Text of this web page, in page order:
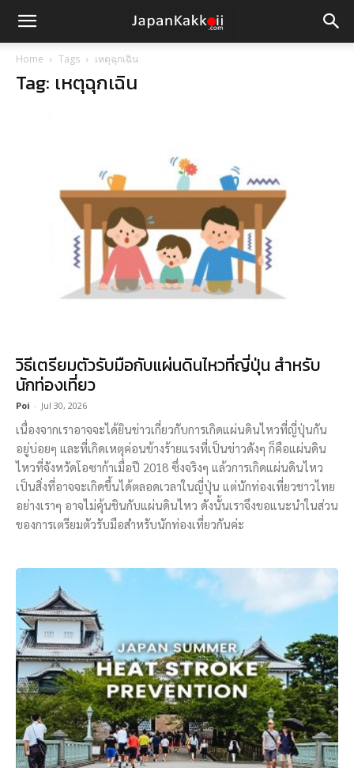
Home Tags เหตุฉุกเฉิน
Tag: เหตุฉุกเฉิน
วิธีเตรียมตัวรับมือกับแผ่นดินไหวที่ญี่ปุ่น สำหรับ
นักท่องเที่ยว
Poi - Jul 30, 2026
เนื่องจากเราอาจจะได้ยินข่าวเกี่ยวกับการเกิดแผ่นดินไหวที่ญี่ปุ่นกัน
อยู่บ่อยๆ และที่เกิดเหตุค่อนข้างร้ายแรงที่เป็นข่าวดังๆ ก็คือแผ่นดิน
ไหวที่จังหวัดโอซาก้าเมื่อปี 2018 ซึ่งจริงๆ แล้วการเกิดแผ่นดินไหว
เป็นสิ่งที่อาจจะเกิดขึ้นได้ตลอดเวลาในญี่ปุ่น แต่นักท่องเที่ยวชาวไทย
อย่างเราๆ อาจไม่คุ้นชินกับแผ่นดินไหว ดังนั้นเราจึงขอแนะนำในส่วน
ของการเตรียมตัวรับมือสำหรับนักท่องเที่ยวกันค่ะ